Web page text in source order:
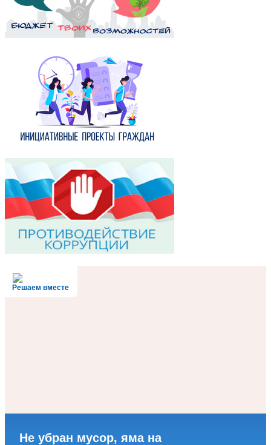
Решаем вместе
Не убран мусор, яма на